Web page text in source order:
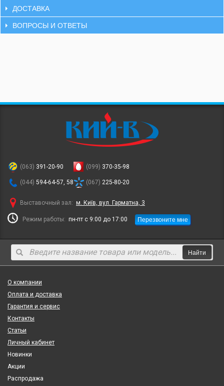
ДОСТАВКА
ВОПРОСЫ И ОТВЕТЫ
(063) 391-20-90
(044) 594-64-57, 58
(099) 370-35-98
(067) 225-80-20
Выставочный зал: м. Київ, вул. Гарматна, 3
Режим работы: пн-пт с 9:00 до 17:00 Перезвоните мне
Найти
О компании
Оплата и доставка
Гарантия и сервис
Контакты
Статьи
Личный кабинет
Новинки
Акции
Распродажа